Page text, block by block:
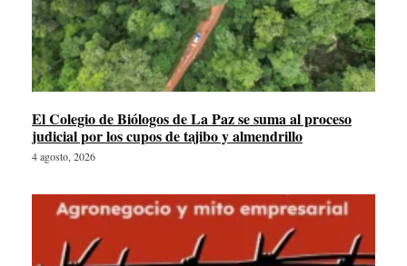
El Colegio de Biólogos de La Paz se suma al proceso
judicial por los cupos de tajibo y almendrillo
4 agosto, 2026